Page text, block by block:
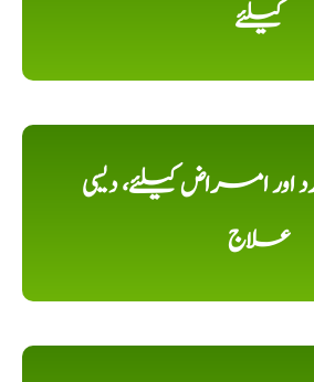
کیلئے
اور امراض کیلئے، دیسی
علاج